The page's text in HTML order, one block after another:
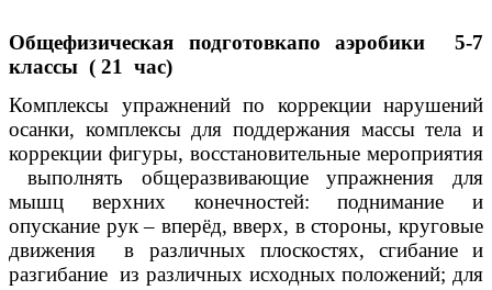
Общефизическая подготовкапо аэробики 5-7
классы ( 21 час)
Комплексы упражнений по коррекции нарушений
осанки, комплексы для поддержания массы тела и
коррекции фигуры, восстановительные мероприятия
выполнять общеразвивающие упражнения для
мышц верхних конечностей: поднимание и
опускание рук – вперёд, вверх, в стороны, круговые
движения в различных плоскостях, сгибание и
разгибание из различных исходных положений; для